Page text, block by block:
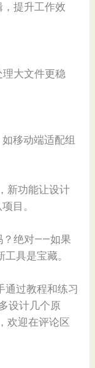
，提升工作效
理大文件更稳
如移动端适配组
新功能让设计
目。
？绝对——如果
具是宝藏。
通过教程和练习
设计几个原
欢迎在评论区